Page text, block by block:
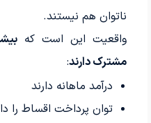
ناتوان هم نیستند.
واقعیت این است که
مشترک دارند:
درآمد ماهانه دارند
توان پرداخت اقساط را